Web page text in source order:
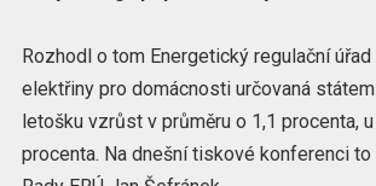
Rozhodl o tom Energetický regulační úřad
elektřiny pro domácnosti určovaná
letošku vzrůst v průměru o 1,1 procenta,
procenta. Na dnešní tiskové konferenci